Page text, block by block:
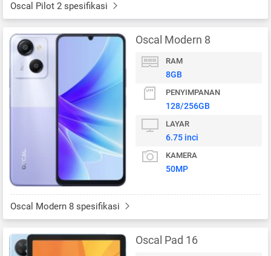
Oscal Pilot 2 spesifikasi
Oscal Modern 8
RAM
8GB
PENYIMPANAN
128/256GB
LAYAR
6.75 inci
KAMERA
50MP
Oscal Modern 8 spesifikasi
Oscal Pad 16